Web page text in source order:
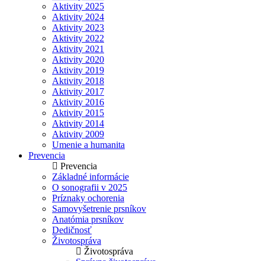
Aktivity 2025
Aktivity 2024
Aktivity 2023
Aktivity 2022
Aktivity 2021
Aktivity 2020
Aktivity 2019
Aktivity 2018
Aktivity 2017
Aktivity 2016
Aktivity 2015
Aktivity 2014
Aktivity 2009
Umenie a humanita
Prevencia
Prevencia
Základné informácie
O sonografii v 2025
Príznaky ochorenia
Samovyšetrenie prsníkov
Anatómia prsníkov
Dedičnosť
Životospráva
Životospráva